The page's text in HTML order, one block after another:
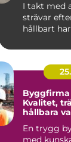
I takt med
strävar
hållbart
Kvalitet,
hållbara
En trygg
med